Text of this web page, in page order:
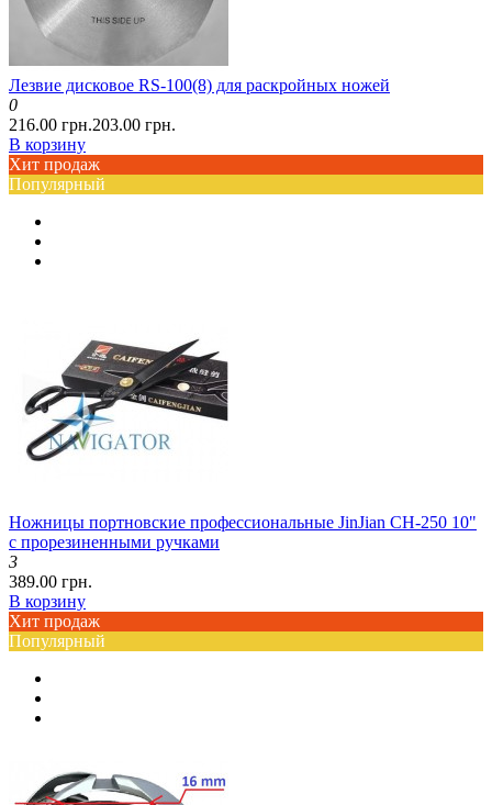
Лезвие дисковое RS-100(8) для раскройных ножей
0
216.00 грн.203.00 грн.
В корзину
Хит продаж
Популярный
Ножницы портновские профессиональные JinJian CH-250 10"
с прорезиненными ручками
3
389.00 грн.
В корзину
Хит продаж
Популярный